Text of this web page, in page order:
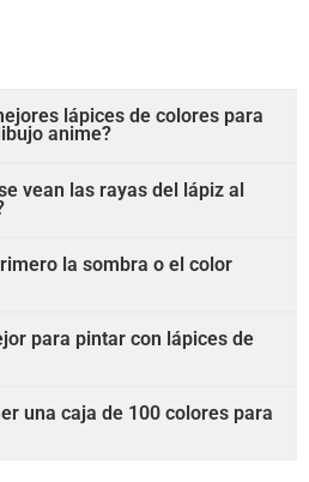
lápices de colores para
anime?
vean las rayas del lápiz al
la sombra o el color
para pintar con lápices de
una caja de 100 colores para